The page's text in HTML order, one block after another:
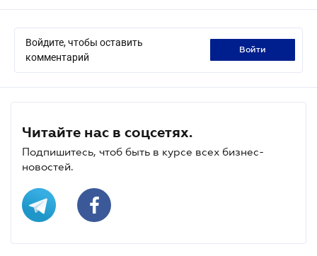
Войдите, чтобы оставить
комментарий
войти
Читайте нас в соцсетях.
Подпишитесь, чтоб быть в курсе всех бизнес-
новостей.